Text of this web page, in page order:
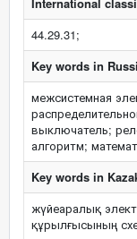
44.29.31;
Key words in
межсистемная
выключатель;
алгоритм;
Key words in
жүйеаралық
құрылғысының